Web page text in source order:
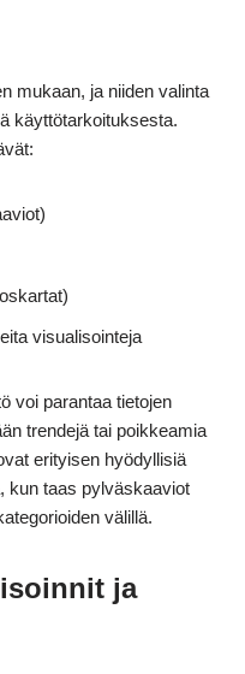
mukaan, ja niiden valinta
käyttötarkoituksesta.
visualisointeja
voi parantaa tietojen
trendejä tai poikkeamia
erityisen hyödyllisiä
kun taas pylväskaaviot
välillä.
ja